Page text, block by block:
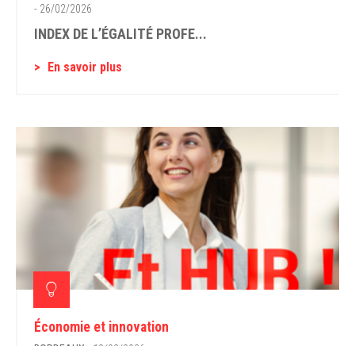
- 26/02/2026
INDEX DE L’ÉGALITÉ PROFE...
En savoir plus
Économie et innovation